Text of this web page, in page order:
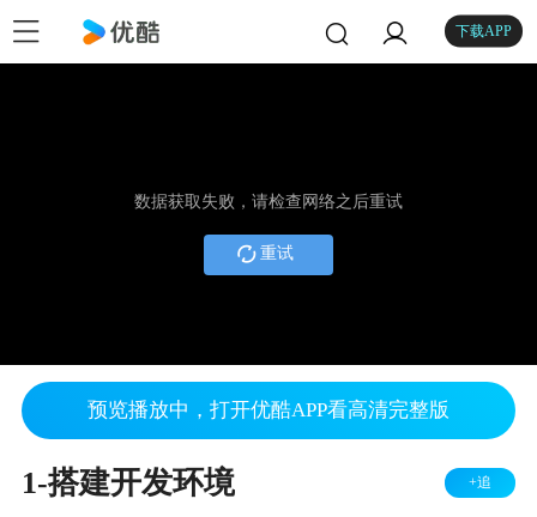
下载APP
数据获取失败，请检查网络之后重试
重试
预览播放中，打开优酷APP看高清完整版
1-搭建开发环境 +追